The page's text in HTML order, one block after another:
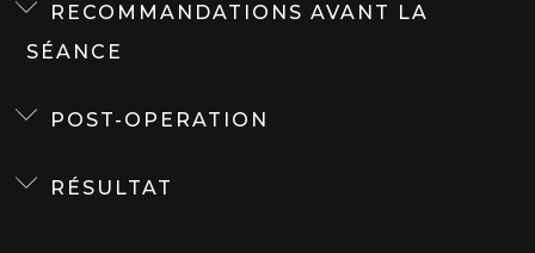
RECOMMANDATIONS AVANT LA
SÉANCE
POST-OPERATION
RÉSULTAT